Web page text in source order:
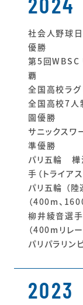
2024
社会人野球
優勝
第5回WBSC
覇
全国高校ラ
全国高校7人
園優勝
サニックス
準優勝
パリ五輪 樺
手（トライアス
パリ五輪 （
（400m、
柳井綾音選
（400mリレー
パリパラリン
2023